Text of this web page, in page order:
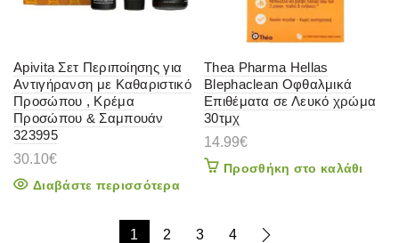
Apivita Σετ Περιποίησης για
Αντιγήρανση με Καθαριστικό
Προσώπου , Κρέμα
Προσώπου & Σαμπουάν
323995
30.10€
Διαβάστε περισσότερα
Thea Pharma Hellas
Blephaclean Οφθαλμικά
Επιθέματα σε Λευκό χρώμα
30τμχ
14.99€
Προσθήκη στο καλάθι
1 2 3 4